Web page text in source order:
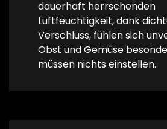
dauerhaft herrschenden
Luftfeuchtigkeit, dank
Verschluss, fühlen sich
Obst und Gemüse
müssen nichts einstellen.